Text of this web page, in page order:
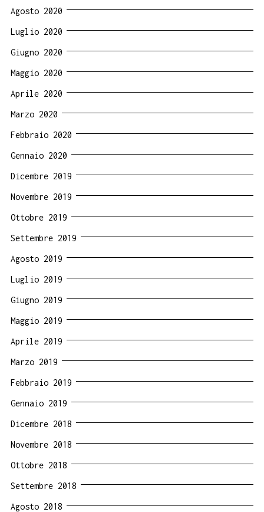
Agosto 2020
Luglio 2020
Giugno 2020
Maggio 2020
Aprile 2020
Marzo 2020
Febbraio 2020
Gennaio 2020
Dicembre 2019
Novembre 2019
Ottobre 2019
Settembre 2019
Agosto 2019
Luglio 2019
Giugno 2019
Maggio 2019
Aprile 2019
Marzo 2019
Febbraio 2019
Gennaio 2019
Dicembre 2018
Novembre 2018
Ottobre 2018
Settembre 2018
Agosto 2018